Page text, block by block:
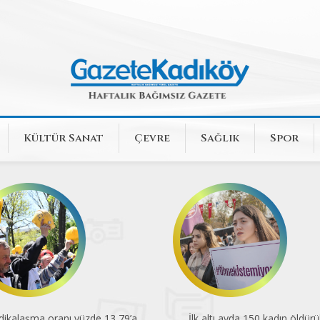
Kültür Sanat Çevre Sağlık Spor